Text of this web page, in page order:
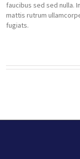
faucibus sed sed nulla.
mattis rutrum
fugiats.